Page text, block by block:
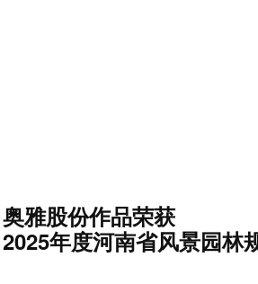
奥雅股份作品荣获
2025年度河南省风景园林